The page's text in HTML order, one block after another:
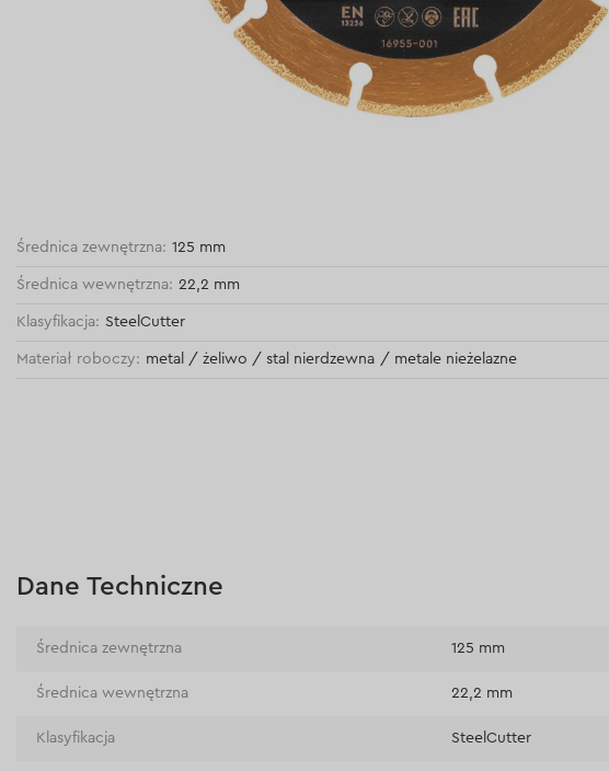
Średnica zewnętrzna: 125 mm
Średnica wewnętrzna: 22,2 mm
Klasyfikacja: SteelCutter
Materiał roboczy: metal / żeliwo / stal nierdzewna / metale nieżelazne
Dane Techniczne
Średnica zewnętrzna 125 mm
Średnica wewnętrzna 22,2 mm
Klasyfikacja SteelCutter